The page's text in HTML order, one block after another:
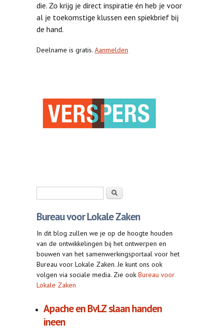
die. Zo krijg je direct inspiratie én heb je voor
al je toekomstige klussen een spiekbrief bij
de hand.
Deelname is gratis. Aanmelden
Zoeken
Bureau voor Lokale Zaken
In dit blog zullen we je op de hoogte houden
van de ontwikkelingen bij het ontwerpen en
bouwen van het samenwerkingsportaal voor het
Bureau voor Lokale Zaken. Je kunt ons ook
volgen via sociale media. Zie ook Bureau voor
Lokale Zaken
Apache en BvLZ slaan handen
ineen